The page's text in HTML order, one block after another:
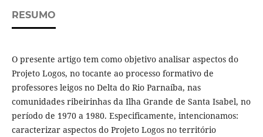
RESUMO
O presente artigo tem como objetivo analisar aspectos do
Projeto Logos, no tocante ao processo formativo de
professores leigos no Delta do Rio Parnaíba, nas
comunidades ribeirinhas da Ilha Grande de Santa Isabel, no
período de 1970 a 1980. Especificamente, intencionamos:
caracterizar aspectos do Projeto Logos no território